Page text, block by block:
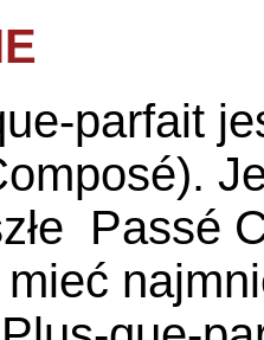
parfait
Passé